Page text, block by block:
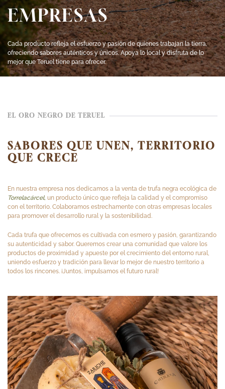
EMPRESAS
Cada producto refleja el esfuerzo y pasión de quienes trabajan la tierra,
ofreciendo sabores auténticos y únicos. Apoya lo local y disfruta de lo
mejor que Teruel tiene para ofrecer.
EL ORO NEGRO DE TERUEL
SABORES QUE UNEN, TERRITORIO
QUE CRECE
En nuestra empresa nos dedicamos a la venta de trufa negra ecológica de
Torrelacárcel, un producto único que refleja la calidad y el compromiso
con el territorio. Colaboramos estrechamente con otras empresas locales
para promover el desarrollo rural y la sostenibilidad.
Cada trufa que ofrecemos es cultivada con esmero y pasión, garantizando
su autenticidad y sabor. Queremos crear una comunidad que valore los
productos de proximidad y apueste por el crecimiento del entorno rural,
uniendo esfuerzo y tradición para llevar lo mejor de nuestro territorio a
todos los rincones. ¡Juntos, impulsamos el futuro rural!